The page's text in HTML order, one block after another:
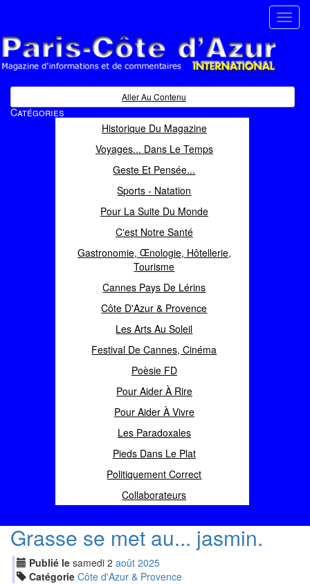
Magazine d'informations et de commentaires
Aller Au Contenu
Catégories
Historique Du Magazine
Voyages... Dans Le Temps
Geste Et Pensée...
Sports - Natation
Pour La Suite Du Monde
C'est Notre Santé
Gastronomie, Œnologie, Hôtellerie,
Tourisme
Cannes Pays De Lérins
Côte D'Azur & Provence
Les Arts Au Soleil
Festival De Cannes, Cinéma
Poèsie FD
Pour Aider À Rire
Pour Aider À Vivre
Les Paradoxales
Pieds Dans Le Plat
Politiquement Correct
Collaborateurs
Grasse se met au... jasmin.
Publié le samedi 2 août 2025
Catégorie Côte d'Azur & Provence